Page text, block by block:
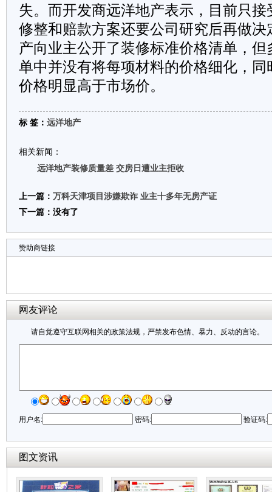
失。而开发商远洋地产表示，目前只
修整和赔款方案还要公司研究后再做
产向业主公开了装修标准价格清单，
单中并没有将每项材料的价格细化，
价格明显高于市场价。
标 签： 远洋地产
相关新闻：
远洋地产装修质量差 交房日遭业主拒收
上一篇： 万科天津项目涉嫌欺诈 业主十多年无房产证
下一篇：没有了
赞助商链接
网友评论
请自觉遵守互联网相关的政策法规，严禁发布色情、暴力、反动的言论。
用户名: 密码: 验证码:
图文资讯